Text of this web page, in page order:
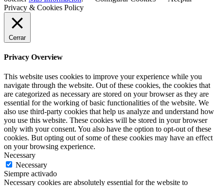
Privacy & Cookies Policy
Cerrar
Privacy Overview
This website uses cookies to improve your experience while you
navigate through the website. Out of these cookies, the cookies that
are categorized as necessary are stored on your browser as they are
essential for the working of basic functionalities of the website. We
also use third-party cookies that help us analyze and understand how
you use this website. These cookies will be stored in your browser
only with your consent. You also have the option to opt-out of these
cookies. But opting out of some of these cookies may have an effect
on your browsing experience.
Necessary
Necessary
Siempre activado
Necessary cookies are absolutely essential for the website to